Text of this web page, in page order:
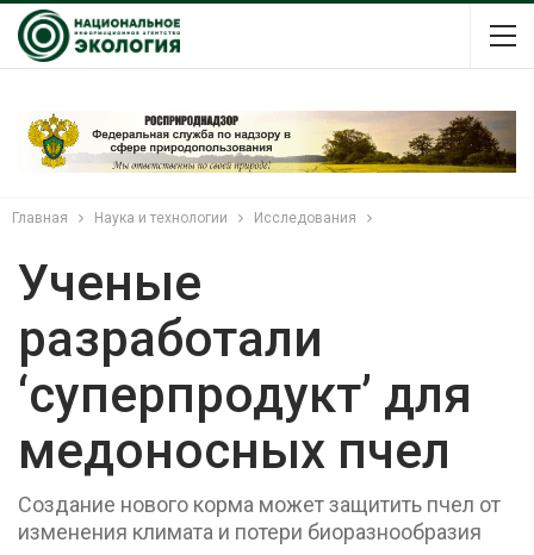
Главная Наука и технологии Исследования
Ученые
разработали
‘суперпродукт’ для
медоносных пчел
Создание нового корма может защитить пчел от
изменения климата и потери биоразнообразия